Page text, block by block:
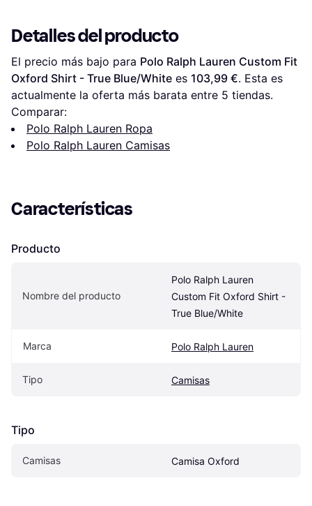
Detalles del producto
El precio más bajo para Polo Ralph Lauren Custom Fit
Oxford Shirt - True Blue/White es 103,99 €. Esta es
actualmente la oferta más barata entre 5 tiendas.
Comparar:
Polo Ralph Lauren Ropa
Polo Ralph Lauren Camisas
Características
Producto
Nombre del producto
Polo Ralph Lauren
Custom Fit Oxford Shirt -
True Blue/White
Marca Polo Ralph Lauren
Tipo Camisas
Tipo
Camisas Camisa Oxford